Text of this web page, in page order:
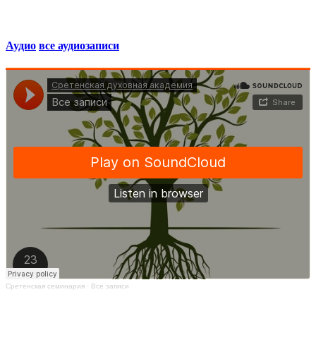
Аудио все аудиозаписи
Сретенская семинария · Все записи